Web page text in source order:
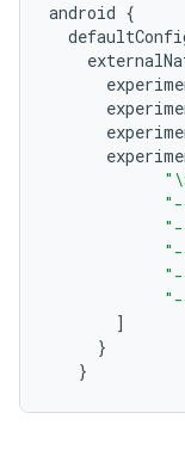
android {
]
}
}